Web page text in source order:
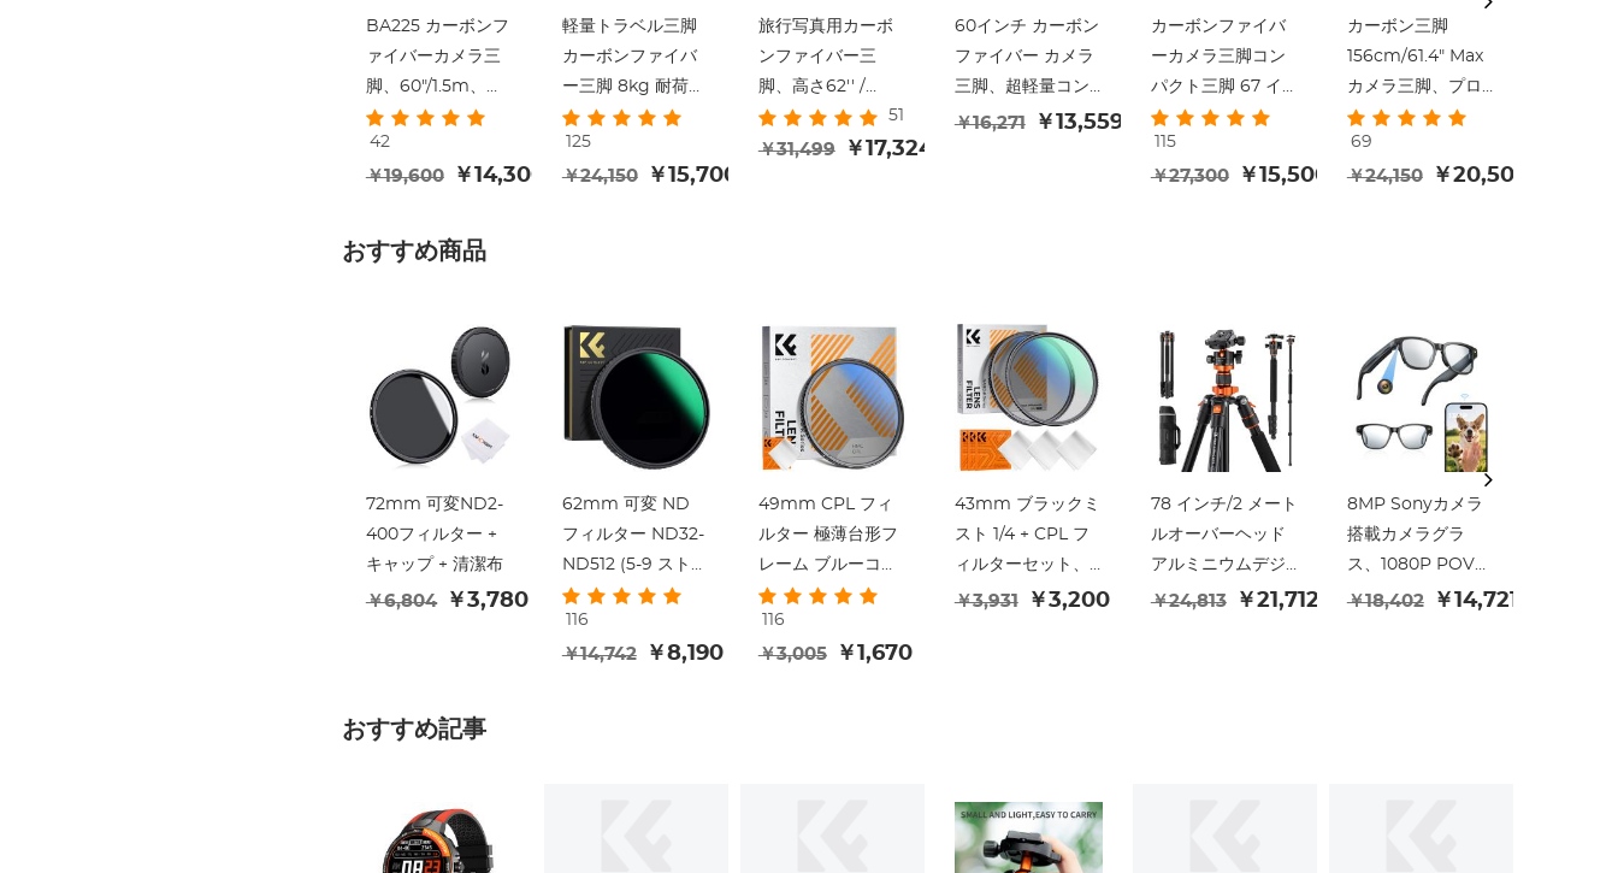
BA225 カーボンフ
ァイバーカメラ三
脚、60"/1.5m、
17.6lbs/8kg、360°
ボールヘッド、取
り外し可能な一脚
42
￥19,600 ￥14,300
軽量トラベル三脚
カーボンファイバ
ー三脚 8kg 耐荷重
60"/150cm 360度
ボールヘッド、ク
イックリリースプ
125
￥24,150 ￥15,700
旅行写真用カーボ
ンファイバー三
脚、高さ62'' /
158cm、荷重10kg
/ 22lbs、取り外し
51
￥31,499 ￥17,324
60インチ カーボン
ファイバー カメラ
三脚、超軽量コン
パクト トラベル三
対応 A225C0+BH-
25L Air Proシリー
ズ K&F Concept +
クリーニングセッ
ト
￥16,271 ￥13,559
カーボンファイバ
ーカメラ三脚コン
パクト三脚 67 イン
チ /170cm
10kg/22lbs 耐荷
重、メタルボール
BH-28L ( SA255C1
115
￥27,300 ￥15,500
カーボン三脚
156cm/61.4" Max
カメラ三脚、プロ
フェッショナル
15kg/33ポンド負
荷、取り外し可能
69
￥24,150 ￥20,500
おすすめ商品
72mm 可変ND2-
400フィルター +
キャップ + 清潔布
￥6,804 ￥3,780
62mm 可変 ND
フィルター ND32-
ND512 (5-9 ストッ
プ) 28 多層コーテ
ィングの中立的な
密度レンズ フィル
116
￥14,742 ￥8,190
49mm CPL フィ
ルター 極薄台形フ
レーム ブルーコー
トフィルム 1枚の掃
除機付き ナノKシ
リーズ
116
￥3,005 ￥1,670
43mm ブラックミ
スト 1/4 + CPL フ
ィルターセット、
夢のようなシネマ
￥3,931 ￥3,200
78 インチ/2 メート
ルオーバーヘッド
アルミニウムデジ
タル一眼レフ三脚
￥24,813 ￥21,712
8MP Sonyカメラ
搭載カメラグラ
ス、1080P POV、
13MP写真、WiFi
￥18,402 ￥14,721
おすすめ記事